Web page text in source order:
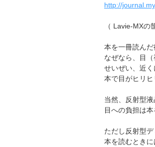
http://
（ Lavie-MXの
本を一冊読んだ
なぜなら、目（
せいぜい、近
本で目がヒリ
当然、反射型
目への負担は
ただし反射型
本を読むとき